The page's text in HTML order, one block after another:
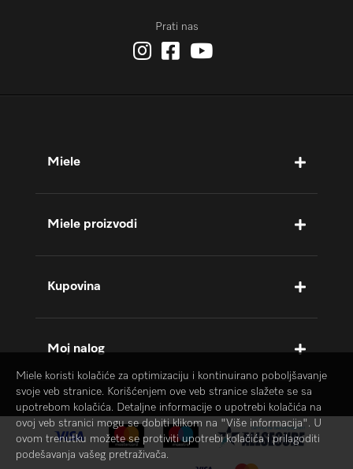
Prati nas
Miele
Miele proizvodi
Kupovina
Moj nalog
Miele koristi kolačiće za optimizaciju i kontinuirano poboljšavanje
svoje veb stranice. Korišćenjem ove veb stranice slažete se sa
upotrebom kolačića. Detaljne informacije o upotrebi kolačića na
ovoj veb stranici mogu se dobiti klikom na "Više informacija". U
ovom trenutku možete se protiviti upotrebi kolačića i prilagoditi
podešavanja vašeg pretraživača.